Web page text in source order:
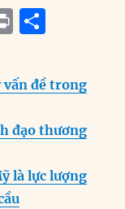
P
n
t
a
re
đề trong
đạo thương
là lực lượng